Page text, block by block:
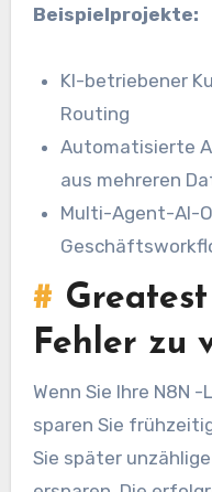
Beispielprojekte:
KI-betriebener
Routing
Automatisierte
aus mehreren
Multi-Agent-AI-
#
Fehler zu
Wenn Sie Ihre N8N
sparen Sie
Sie später